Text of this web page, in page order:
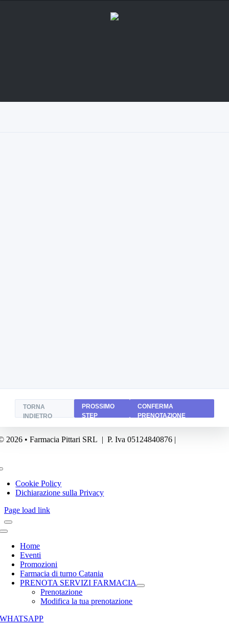
TORNA
INDIETRO
PROSSIMO
STEP
CONFERMA
PRENOTAZIONE
2026 • Farmacia Pittari SRL | P. Iva 05124840876 |
Cookie Policy
Dichiarazione sulla Privacy
Page load link
Toggle
NavigationHome
Eventi
Promozioni
Farmacia di turno Catania
PRENOTA SERVIZI FARMACIA
Prenotazione
Modifica la tua prenotazione
WHATSAPP